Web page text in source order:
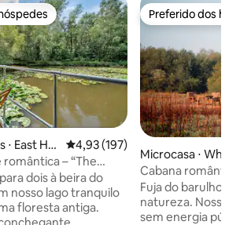
preferidos dos hóspedes
⋅ East Ho
4,93 de uma avaliação média de
4,93 (197)
– “The
dois à beira do
nosso lago tranquilo
floresta antiga.
Preferido dos
Preferido dos
Microcasa ⋅
Cabana
Beachy Head
Fuja do barulho.
natureza. Nossa aconchegante cabana
sem energia